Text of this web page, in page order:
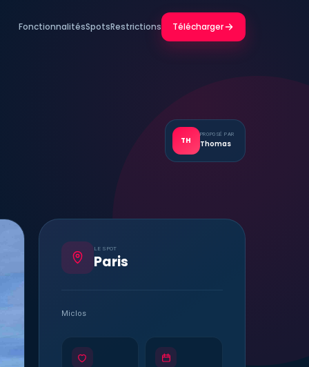
FonctionnalitésSpotsRestrictions Télécharger
TH
PROPOSÉ PAR
Thomas
LE SPOT
Paris
Miclos